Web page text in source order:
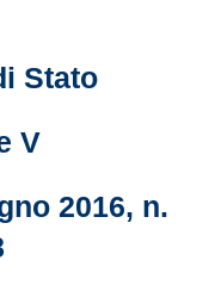
Stato
V
2016, n.